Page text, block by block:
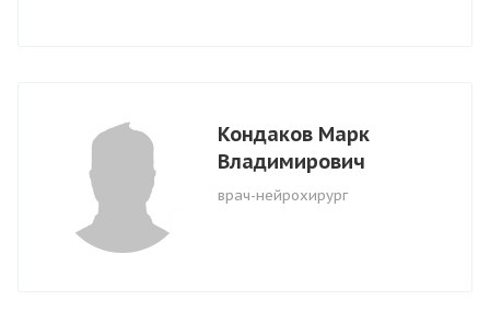
Кондаков Марк
Владимирович
врач-нейрохирург